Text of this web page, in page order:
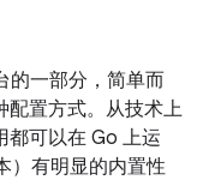
的一部分，简单而
配置方式。从技术上
都可以在 Go 上运
）有明显的内置性